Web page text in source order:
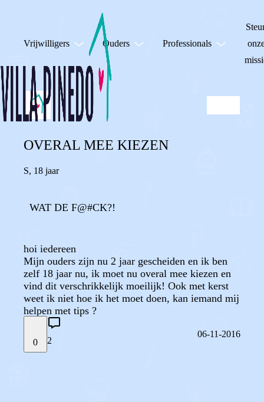
Vrijwilligers Ouders Professionals
OVERAL MEE KIEZEN
S, 18 jaar
WAT DE F@#CK?!
hoi iedereen
Mijn ouders zijn nu 2 jaar gescheiden en ik ben
zelf 18 jaar nu, ik moet nu overal mee kiezen en
vind dit verschrikkelijk moeilijk! Ook met kerst
weet ik niet hoe ik het moet doen, kan iemand mij
helpen met tips ?
0 2
06-11-2016